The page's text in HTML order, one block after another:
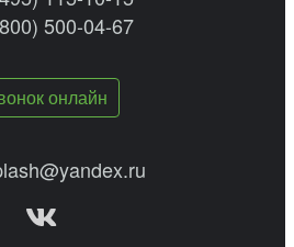
500-04-67
онлайн